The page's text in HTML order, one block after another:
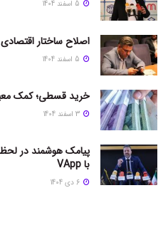
اصلاح ساختار اقتصادی
خرید قسطی؛ کمک
پیامک هوشمند در
با VApp